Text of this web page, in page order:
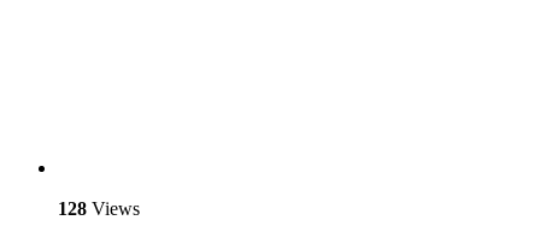
128 Views